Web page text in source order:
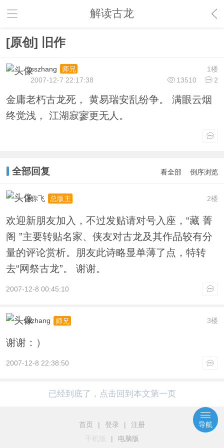
解读古龙
[原创] 旧作
1楼
sszhang
师兄
13510
2
2007-12-7 22:17:38
金庸老朽古龙死， 黄易瑞安乱纷争。 满眼云烟
终觉浅， 江湖寂寥更无人。
全部回复 看全部 倒序浏览
2楼
让你飞 总版主
欢迎新朋友加入，不过发贴请对号入座，“藏 菁
阁 ”主要转贴名家、侠友对古龙及其作品较有分
量的评论赏析。朋友此诗略显单薄了点，特转
去“网祭古龙”。
谢谢。
2007-12-8 00:45:10
3楼
sszhang 师兄
谢谢：）
2007-12-8 22:38:50
已经到底了，点击回到本文第一页
首页 | 登录 |
注册
手机版
| 电脑版
导航